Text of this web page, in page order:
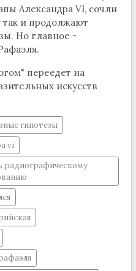
Александра VI, сочли
и продолжают
Но главное -
переедет на
искусств
гипотезы
vi
радиографическому